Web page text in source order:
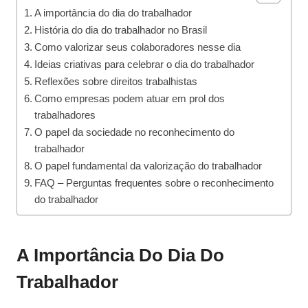
A importância do dia do trabalhador
História do dia do trabalhador no Brasil
Como valorizar seus colaboradores nesse dia
Ideias criativas para celebrar o dia do trabalhador
Reflexões sobre direitos trabalhistas
Como empresas podem atuar em prol dos
trabalhadores
O papel da sociedade no reconhecimento do
trabalhador
O papel fundamental da valorização do trabalhador
FAQ – Perguntas frequentes sobre o reconhecimento
do trabalhador
A Importância Do Dia Do
Trabalhador